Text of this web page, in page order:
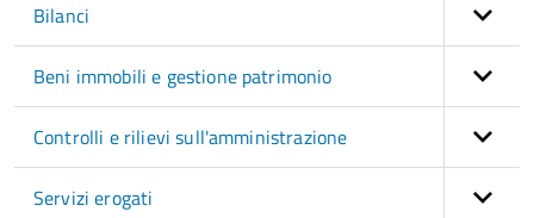
Bilanci
Beni immobili e gestione patrimonio
Controlli e rilievi sull'amministrazione
Servizi erogati